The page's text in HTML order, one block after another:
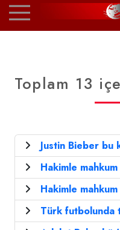
Toplam 13
Justin Bieber bu
Hakimle
Hakimle
Türk futbolunda